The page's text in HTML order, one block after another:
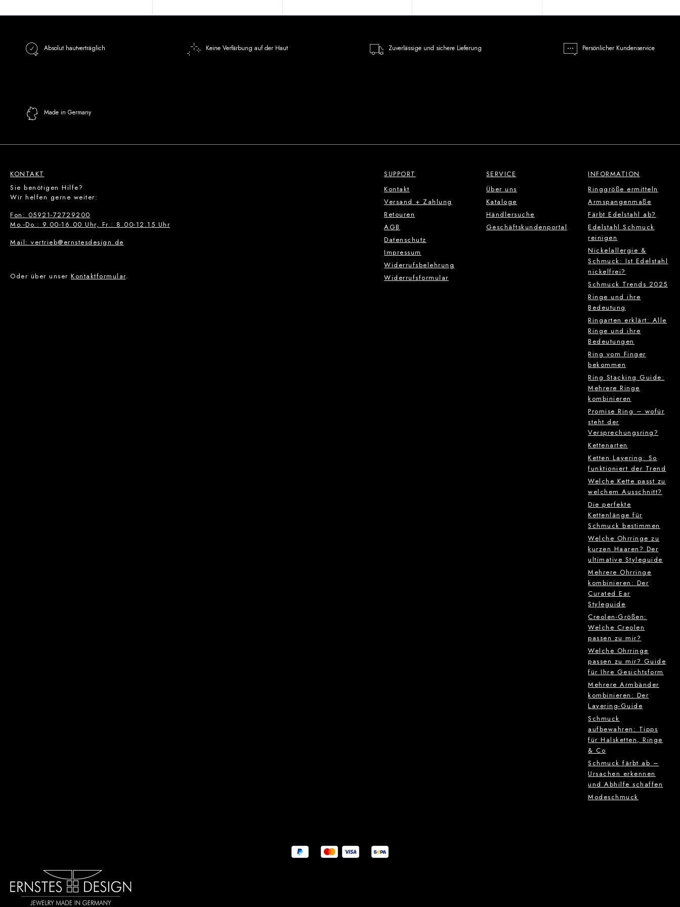
Absolut hautverträglich Keine Verfärbung auf der Haut Zuverlässige und sichere Lieferung Persönlicher Kundenservice
Made in Germany
KONTAKT
Sie benötigen Hilfe?
Wir helfen gerne weiter:
Fon: 05921-72729200
Mo.-Do.: 9.00-16.00 Uhr, Fr.: 8.00-12.15 Uhr
Mail: vertrieb@ernstesdesign.de
Oder über unser Kontaktformular.
SUPPORT
Kontakt
Versand + Zahlung
Retouren
AGB
Datenschutz
Impressum
Widerrufsbelehrung
Widerrufsformular
SERVICE
Über uns
Kataloge
Händlersuche
Geschäftskundenportal
INFORMATION
Ringgröße ermitteln
Armspangenmaße
Färbt Edelstahl ab?
Edelstahl Schmuck
reinigen
Nickelallergie &
Schmuck: Ist Edelstahl
nickelfrei?
Schmuck Trends 2025
Ringe und ihre
Bedeutung
Ringarten erklärt: Alle
Ringe und ihre
Bedeutungen
Ring vom Finger
bekommen
Ring Stacking Guide:
Mehrere Ringe
kombinieren
Promise Ring – wofür
steht der
Versprechungsring?
Kettenarten
Ketten Layering: So
funktioniert der Trend
Welche Kette passt zu
welchem Ausschnitt?
Die perfekte
Kettenlänge für
Schmuck bestimmen
Welche Ohrringe zu
kurzen Haaren? Der
ultimative Styleguide
Mehrere Ohrringe
kombinieren: Der
Curated Ear
Styleguide
Creolen-Größen:
Welche Creolen
passen zu mir?
Welche Ohrringe
passen zu mir? Guide
für Ihre Gesichtsform
Mehrere Armbänder
kombinieren: Der
Layering-Guide
Schmuck
aufbewahren: Tipps
für Halsketten, Ringe
& Co
Schmuck färbt ab –
Ursachen erkennen
und Abhilfe schaffen
Modeschmuck